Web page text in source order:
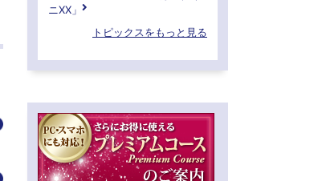
ニXX」
トピックスをもっと見る